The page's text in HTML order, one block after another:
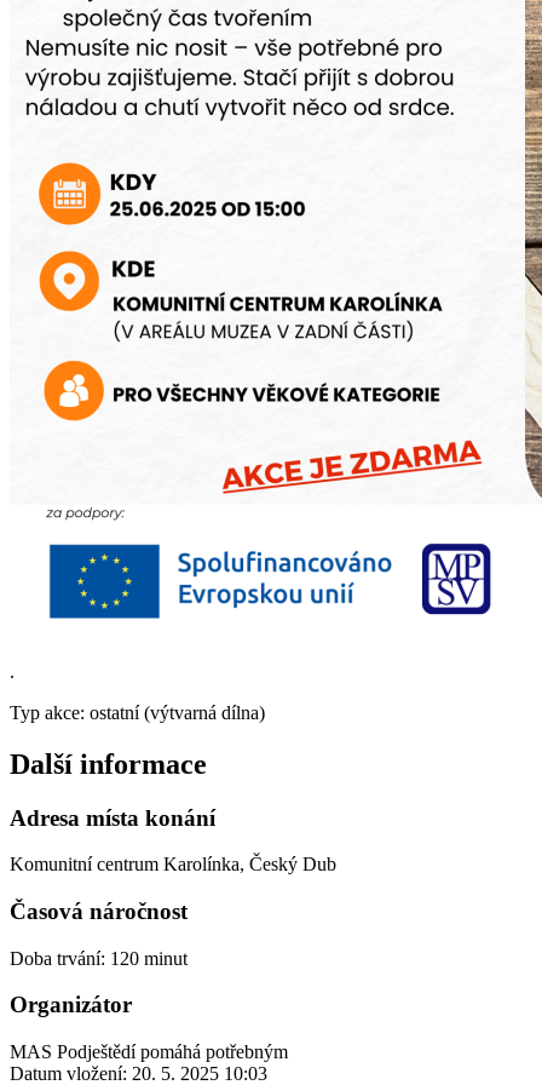
.
Typ akce: ostatní (výtvarná dílna)
Další informace
Adresa místa konání
Komunitní centrum Karolínka, Český Dub
Časová náročnost
Doba trvání: 120 minut
Organizátor
MAS Podještědí pomáhá potřebným
Datum vložení: 20. 5. 2025 10:03